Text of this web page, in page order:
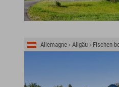
Allemagne › Allgäu › Fischen